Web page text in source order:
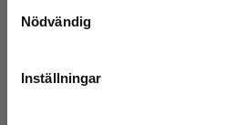
Nödvändig
Inställningar
Sverige. För att kunna